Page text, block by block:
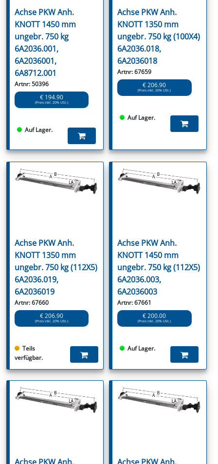
Achse PKW Anh.
KNOTT 1450 mm
ungebr. 750 kg
6A2036.001,
6A2036001,
6A8712.001
Artnr: 50396
€ 194.90
(Preis inkl. 20% USt.)
Auf Lager.
Achse PKW Anh.
KNOTT 1350 mm
ungebr. 750 kg (100X4)
6A2036.018,
6A2036018
Artnr: 67659
€ 206.90
(Preis inkl. 20% USt.)
Auf Lager.
Achse PKW Anh.
KNOTT 1350 mm
ungebr. 750 kg (112X5)
6A2036.019,
6A2036019
Artnr: 67660
€ 206.90
(Preis inkl. 20% USt.)
Teils
verfügbar.
Achse PKW Anh.
KNOTT 1450 mm
ungebr. 750 kg (112X5)
6A2036.003,
6A2036003
Artnr: 67661
€ 200.00
(Preis inkl. 20% USt.)
Auf Lager.
Achse PKW Anh. Achse PKW Anh.